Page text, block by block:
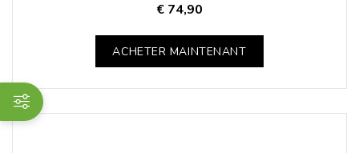
€ 74,90
ACHETER MAINTENANT